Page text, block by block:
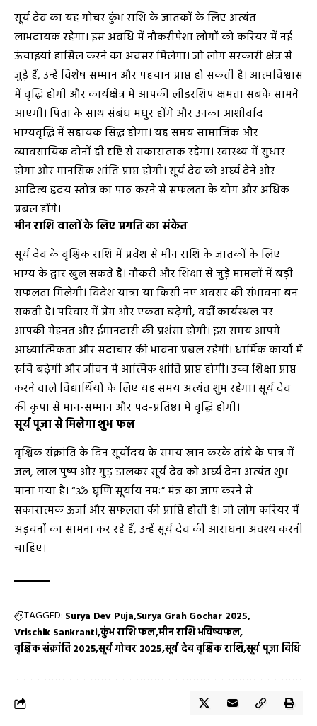
सूर्य देव का यह गोचर कुंभ राशि के जातकों के लिए अत्यंत
लाभदायक रहेगा। इस अवधि में नौकरीपेशा लोगों को करियर में नई
ऊंचाइयां हासिल करने का अवसर मिलेगा। जो लोग सरकारी क्षेत्र से
जुड़े हैं, उन्हें विशेष सम्मान और पहचान प्राप्त हो सकती है। आत्मविश्वास
में वृद्धि होगी और कार्यक्षेत्र में आपकी लीडरशिप क्षमता सबके सामने
आएगी। पिता के साथ संबंध मधुर होंगे और उनका आशीर्वाद
भाग्यवृद्धि में सहायक सिद्ध होगा। यह समय सामाजिक और
व्यावसायिक दोनों ही दृष्टि से सकारात्मक रहेगा। स्वास्थ्य में सुधार
होगा और मानसिक शांति प्राप्त होगी। सूर्य देव को अर्घ्य देने और
आदित्य हृदय स्तोत्र का पाठ करने से सफलता के योग और अधिक
प्रबल होंगे।
मीन राशि वालों के लिए प्रगति का संकेत
सूर्य देव के वृश्चिक राशि में प्रवेश से मीन राशि के जातकों के लिए
भाग्य के द्वार खुल सकते हैं। नौकरी और शिक्षा से जुड़े मामलों में बड़ी
सफलता मिलेगी। विदेश यात्रा या किसी नए अवसर की संभावना बन
सकती है। परिवार में प्रेम और एकता बढ़ेगी, वहीं कार्यस्थल पर
आपकी मेहनत और ईमानदारी की प्रशंसा होगी। इस समय आपमें
आध्यात्मिकता और सदाचार की भावना प्रबल रहेगी। धार्मिक कार्यों में
रुचि बढ़ेगी और जीवन में आत्मिक शांति प्राप्त होगी। उच्च शिक्षा प्राप्त
करने वाले विद्यार्थियों के लिए यह समय अत्यंत शुभ रहेगा। सूर्य देव
की कृपा से मान-सम्मान और पद-प्रतिष्ठा में वृद्धि होगी।
सूर्य पूजा से मिलेगा शुभ फल
वृश्चिक संक्रांति के दिन सूर्योदय के समय स्नान करके तांबे के पात्र में
जल, लाल पुष्प और गुड़ डालकर सूर्य देव को अर्घ्य देना अत्यंत शुभ
माना गया है। “ॐ घृणि सूर्याय नमः” मंत्र का जाप करने से
सकारात्मक ऊर्जा और सफलता की प्राप्ति होती है। जो लोग करियर में
अड़चनों का सामना कर रहे हैं, उन्हें सूर्य देव की आराधना अवश्य करनी
चाहिए।
TAGGED: Surya Dev Puja Surya Grah Gochar 2025
Vrischik Sankrantiकुंभ राशि फलमीन राशि भविष्यफल
वृश्चिक संक्रांति 2025सूर्य गोचर 2025सूर्य देव वृश्चिक राशिसूर्य पूजा विधि